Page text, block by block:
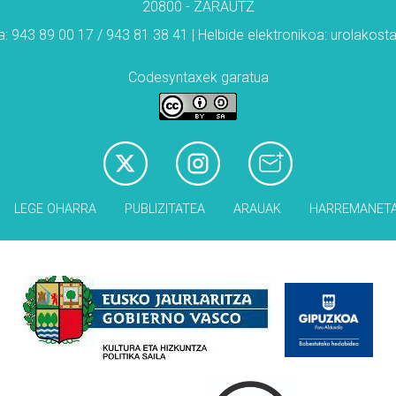
20800 - ZARAUTZ
943 89 00 17 / 943 81 38 41 | Helbide elektronikoa:
Codesyntaxek garatua
LEGE OHARRA PUBLIZITATEA ARAUAK